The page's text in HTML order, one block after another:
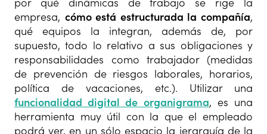
empresa, cómo está estructurada la compañía,
qué equipos la integran, además de, por
supuesto, todo lo relativo a sus obligaciones y
responsabilidades como trabajador (medidas
de prevención de riesgos laborales, horarios,
política de vacaciones, etc.). Utilizar una
funcionalidad digital de organigrama, es una
herramienta muy útil con la que el empleado
podrá ver, en un sólo espacio la jerarquía de la